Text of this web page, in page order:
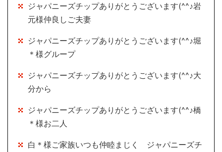
ジャパニーズチップありがとうございます(^^♪岩
元様仲良しご夫妻
ジャパニーズチップありがとうございます(^^♪堀
＊様グループ
ジャパニーズチップありがとうございます(^^♪大
分から
ジャパニーズチップありがとうございます(^^♪橋
＊様お二人
白＊様ご家族いつも仲睦まじく ジャパニーズチ